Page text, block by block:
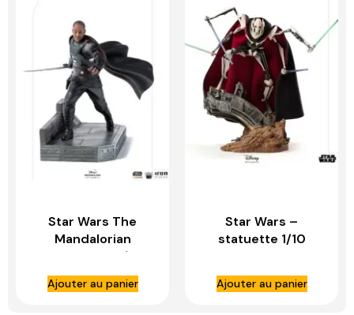
Star Wars The
Mandalorian
statuette – 1/10
BDS Art Scale Moff
Gideon – IRON
Ajouter au panier
Star Wars –
statuette 1/10
Scale General
Grievous – IRON
Ajouter au panier